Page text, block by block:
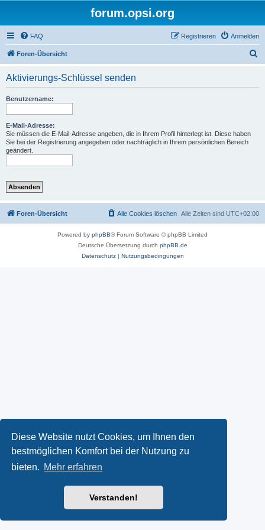
Diese Website nutzt Cookies, um Ihnen den
bestmöglichen Komfort bei der Nutzung zu
bieten. Mehr erfahren
Verstanden!
forum.opsi.org
FAQ Anmelden
Registrieren
Foren-Übersicht
Aktivierungs-Schlüssel senden
Benutzername:
E-Mail-Adresse:
Sie müssen die E-Mail-Adresse angeben, die in Ihrem Profil hinterlegt ist. Diese haben
Sie bei der Registrierung angegeben oder nachträglich in Ihrem persönlichen Bereich
geändert.
Foren-Übersicht Alle Zeiten sind UTC+02:00
Alle Cookies löschen
Powered by phpBB® Forum Software © phpBB Limited
Deutsche Übersetzung durch phpBB.de
Datenschutz| Nutzungsbedingungen